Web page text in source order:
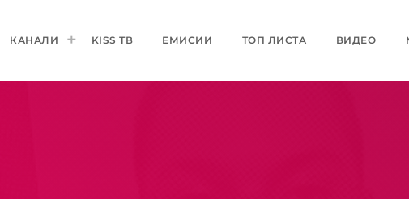
КАНАЛИ KISS ТВ ЕМИСИИ ТОП ЛИСТА ВИДЕО